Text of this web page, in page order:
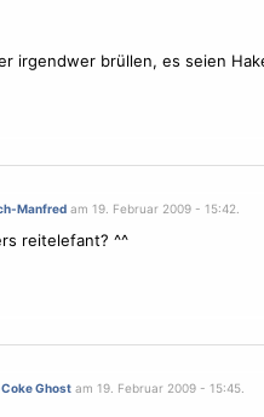
irgendwer brüllen, es seien
Manfredam 19. Februar 2009 - 15:42.
reitelefant? ^^
Ghostam 19. Februar 2009 - 15:45.